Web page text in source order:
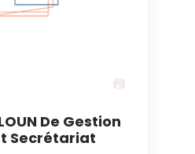
De Gestion
Secrétariat